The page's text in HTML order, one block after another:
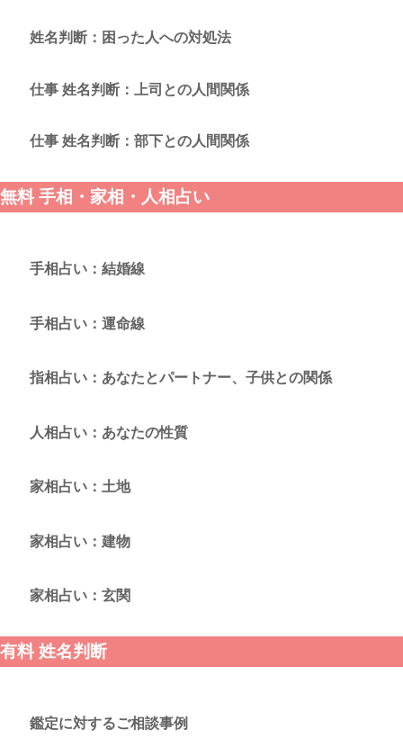
姓名判断：困った人への対処法
仕事 姓名判断：上司との人間関係
仕事 姓名判断：部下との人間関係
無料 手相・家相・人相占い
手相占い：結婚線
手相占い：運命線
指相占い：あなたとパートナー、子供との関係
人相占い：あなたの性質
家相占い：土地
家相占い：建物
家相占い：玄関
有料 姓名判断
鑑定に対するご相談事例